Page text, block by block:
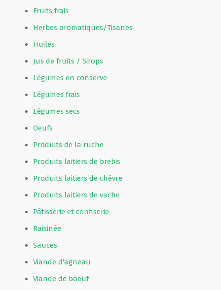
Fruits frais
Herbes aromatiques/Tisanes
Huiles
Jus de fruits / Sirops
Légumes en conserve
Légumes frais
Légumes secs
Oeufs
Produits de la ruche
Produits laitiers de brebis
Produits laitiers de chèvre
Produits laitiers de vache
Pâtisserie et confiserie
Raisinée
Sauces
Viande d'agneau
Viande de boeuf